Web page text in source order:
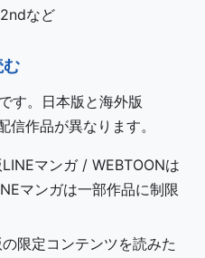
など
む
す。日本版と海外版
信作品が異なります。
マンガ / WEBTOONは
マンガは一部作品に制限
の限定コンテンツを読みた